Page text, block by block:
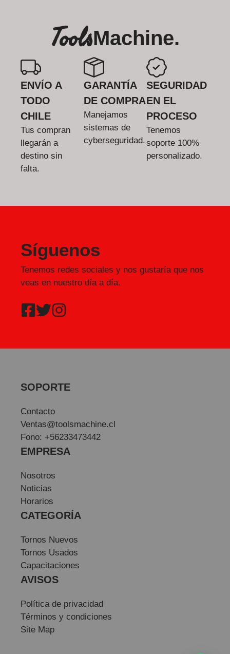
ToolsMachine.
ENVÍO A
TODO
CHILE
Tus compran
llegarán a
destino sin
falta.
GARANTÍA
DE COMPRA
Manejamos
sistemas de
cyberseguridad.
SEGURIDAD
EN EL
PROCESO
Tenemos
soporte 100%
personalizado.
Síguenos
Tenemos redes sociales y nos gustaría que nos
veas en nuestro día a día.
SOPORTE
Contacto
Ventas@toolsmachine.cl
Fono: +56233473442
EMPRESA
Nosotros
Noticias
Horarios
CATEGORÍA
Tornos Nuevos
Tornos Usados
Capacitaciones
AVISOS
Política de privacidad
Términos y condiciones
Site Map